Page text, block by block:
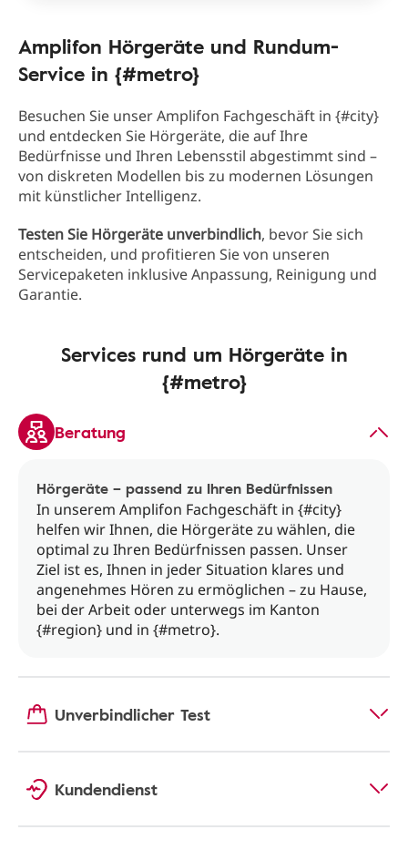
Amplifon Hörgeräte und Rundum-
Service in {#metro}
Besuchen Sie unser Amplifon Fachgeschäft in {#city}
und entdecken Sie Hörgeräte, die auf Ihre
Bedürfnisse und Ihren Lebensstil abgestimmt sind –
von diskreten Modellen bis zu modernen Lösungen
mit künstlicher Intelligenz.
Testen Sie Hörgeräte unverbindlich, bevor Sie sich
entscheiden, und profitieren Sie von unseren
Servicepaketen inklusive Anpassung, Reinigung und
Garantie.
Services rund um Hörgeräte in
{#metro}
Beratung
Hörgeräte – passend zu Ihren Bedürfnissen
In unserem Amplifon Fachgeschäft in {#city}
helfen wir Ihnen, die Hörgeräte zu wählen, die
optimal zu Ihren Bedürfnissen passen. Unser
Ziel ist es, Ihnen in jeder Situation klares und
angenehmes Hören zu ermöglichen – zu Hause,
bei der Arbeit oder unterwegs im Kanton
{#region} und in {#metro}.
Unverbindlicher Test
Kundendienst